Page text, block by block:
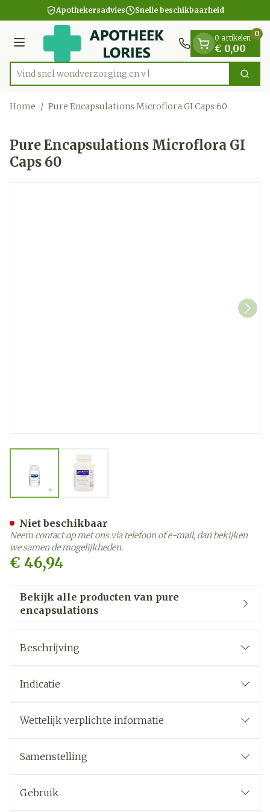
Ga naar de inhoudApothekersadvies Snelle beschikbaarheid
Menu
Product, merk, categorie...
Vind snel wondverzor Zoek
0 artikelen
€ 0,00
0
Home / Pure Encapsulations Microflora GI Caps 60
Pure Encapsulations Microflora GI
Caps 60
View larger imageView larger image
€ 46,94
Niet beschikbaar
Neem contact op met ons via telefoon of e-mail, dan bekijken
we samen de mogelijkheden.
Bekijk alle producten van pure
encapsulations
Beschrijving
Indicatie
bacterieculturen.
Wettelijk verplichte informatie
Samenstelling
20 miljard KVE
Gebruik